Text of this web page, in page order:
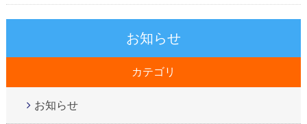
お知らせ
カテゴリ
お知らせ